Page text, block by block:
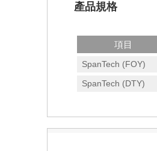
產品規格
項目
SpanTech (FOY)
SpanTech (DTY)